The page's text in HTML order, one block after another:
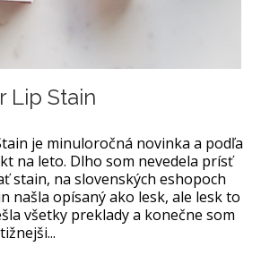
Lip Stain
je minuloročná novinka a podľa
na leto. Dlho som nevedela prísť
stain, na slovenských eshopoch
našla opísaný ako lesk, ale lesk to
všetky preklady a konečne som